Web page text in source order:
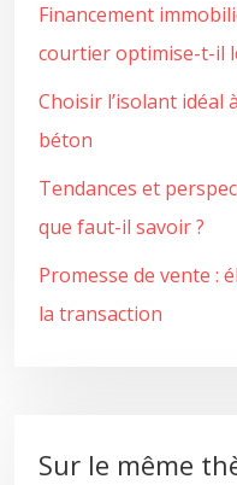
Financement
courtier optimise-t-il
Choisir l’isolant idéal
béton
Tendances et
que faut-il savoir ?
Promesse de vente :
la transaction
Sur le même